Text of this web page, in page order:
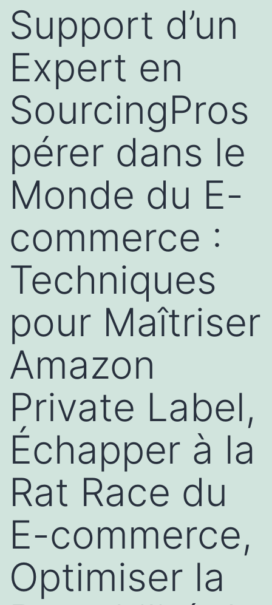
Support d’un
Expert en
SourcingPros
pérer dans le
Monde du E-
commerce :
Techniques
pour Maîtriser
Amazon
Private Label,
Échapper à la
Rat Race du
E-commerce,
Optimiser la